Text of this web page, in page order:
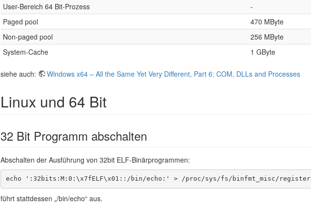
User-Bereich 64 Bit-Prozess
-
Paged pool
470 MByte
Non-paged pool
256 MByte
System-Cache
1 GByte
siehe auch: Windows x64 – All the Same Yet Very Different, Part 6: COM, DLLs and Processes
Linux und 64 Bit
32 Bit Programm abschalten
Abschalten der Ausführung von 32bit ELF-Binärprogrammen:
echo ':32bits:M:0:\x7fELF\x01::/bin/echo:' > /proc/sys/fs/binfmt_misc/register
führt stattdessen „/bin/echo“ aus.